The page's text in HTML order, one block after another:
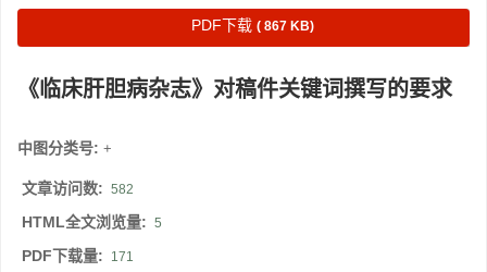
PDF下载 ( 867 KB)
《临床肝胆病杂志》对稿件关键词撰写的要求
中图分类号: +
文章访问数: 582
HTML全文浏览量: 5
PDF下载量: 171